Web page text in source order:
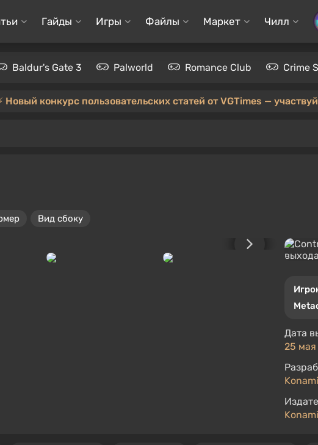
Гайды Игры Файлы Маркет Чилл
Baldur's Gate 3 Palworld Romance Club Crime
Новый конкурс пользовательских статей от VGTimes —
Вид сбоку
Дата
25